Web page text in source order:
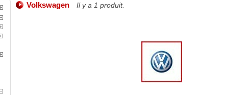
Volkswagen Il y a 1 produit.